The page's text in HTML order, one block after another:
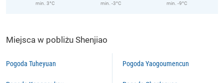
min. 3°C
min. -3°C
min. -9°C
Miejsca w pobliżu Shenjiao
Pogoda Tuheyuan Pogoda Yaogoumencun